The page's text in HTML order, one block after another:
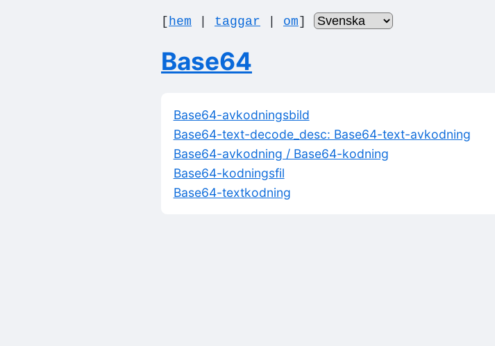
[ hem taggar om]
Base64
Base64-avkodningsbild
Base64-text-decode_desc: Base64-text-avkodning
Base64-avkodning / Base64-kodning
Base64-kodningsfil
Base64-textkodning